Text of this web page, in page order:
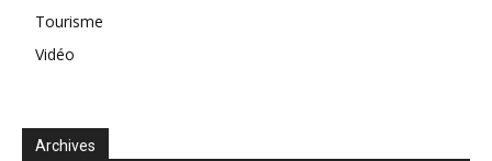
Tourisme
Vidéo
Archives